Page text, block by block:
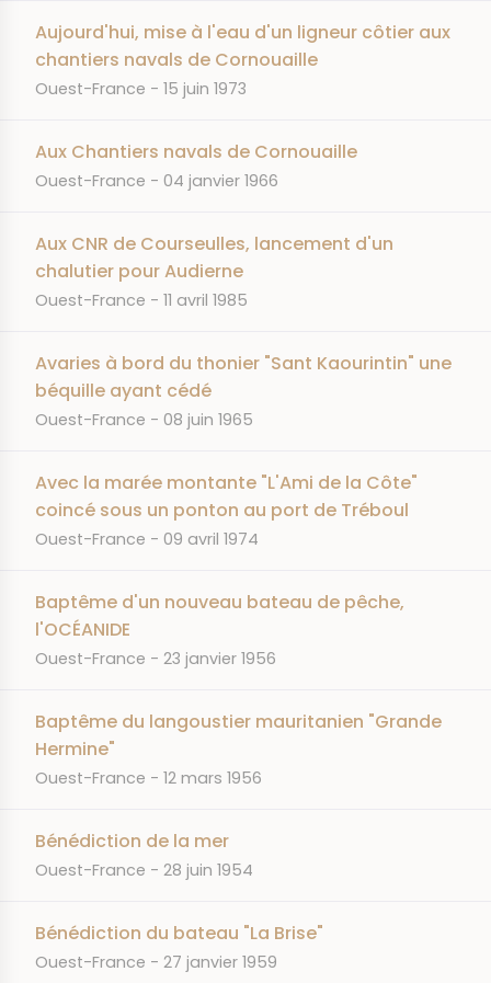
Aujourd'hui, mise à l'eau d'un ligneur côtier aux
chantiers navals de Cornouaille
JOURNAL
Ouest-France DATE
15 juin 1973
Aux Chantiers navals de Cornouaille
JOURNAL
Ouest-France DATE
04 janvier 1966
Aux CNR de Courseulles, lancement d'un
chalutier pour Audierne
JOURNAL
Ouest-France DATE
11 avril 1985
Avaries à bord du thonier "Sant Kaourintin" une
béquille ayant cédé
JOURNAL
Ouest-France DATE
08 juin 1965
Avec la marée montante "L'Ami de la Côte"
coincé sous un ponton au port de Tréboul
JOURNAL
Ouest-France DATE
09 avril 1974
Baptême d'un nouveau bateau de pêche,
l'OCÉANIDE
JOURNAL
Ouest-France DATE
23 janvier 1956
Baptême du langoustier mauritanien "Grande
Hermine"
JOURNAL
Ouest-France DATE
12 mars 1956
Bénédiction de la mer
JOURNAL
Ouest-France DATE
28 juin 1954
Bénédiction du bateau "La Brise"
JOURNAL
Ouest-France DATE
27 janvier 1959